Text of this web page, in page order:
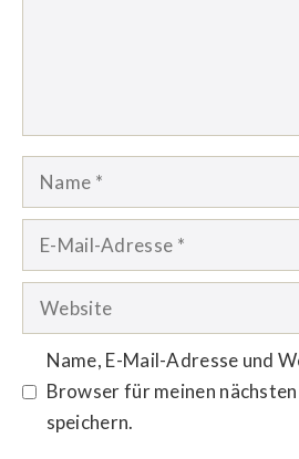
Name
Mail-
Adresse
Website
Name, E-Mail-Adresse und
Browser für meinen
speichern.